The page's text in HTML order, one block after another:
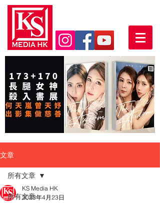
文章
所有文章
所有文章
KS Media HK
2023年4月23日